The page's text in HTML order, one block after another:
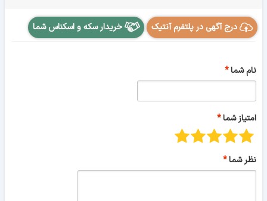
درج آگهی در پلتفرم آنتیک خریدار سکه و اسکناس شما
نام شما
امتیاز شما
نظر شما